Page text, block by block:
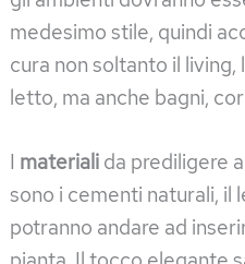
medesimo stile, quindi
cura non soltanto il living,
letto, ma anche bagni,
I materiali da prediligere
sono i cementi naturali, il
potranno andare ad